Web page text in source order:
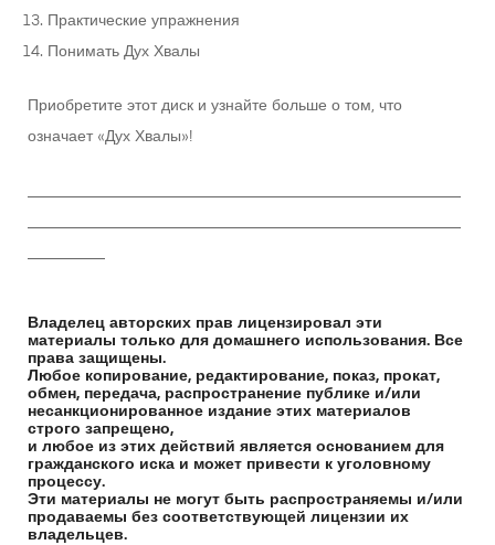
Практические упражнения
Понимать Дух Хвалы
Приобретите этот диск и узнайте больше о том, что
означает «Дух Хвалы»!
Владелец авторских прав лицензировал эти
материалы только для домашнего использования. Все
права защищены.
Любое копирование, редактирование, показ, прокат,
обмен, передача, распространение публике и/или
несанкционированное издание этих материалов
строго запрещено,
и любое из этих действий является основанием для
гражданского иска и может привести к уголовному
процессу.
Эти материалы не могут быть распространяемы и/или
продаваемы без соответствующей лицензии их
владельцев.